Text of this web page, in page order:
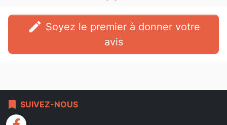
edit
avis
bookmark SUIVEZ-NOUS